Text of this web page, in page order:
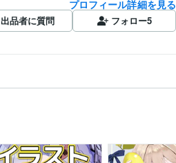
プロフィール詳細を見る
出品者に質問 フォロー5